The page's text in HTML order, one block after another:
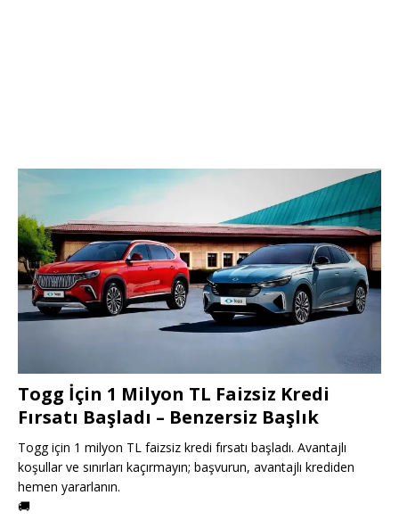
Togg İçin 1 Milyon TL Faizsiz Kredi
Fırsatı Başladı – Benzersiz Başlık
Togg için 1 milyon TL faizsiz kredi fırsatı başladı. Avantajlı
koşullar ve sınırları kaçırmayın; başvurun, avantajlı krediden
hemen yararlanın.
🚚